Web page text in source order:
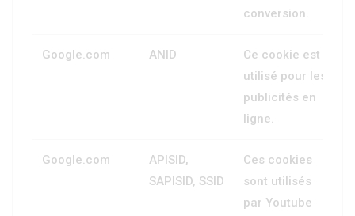
conversion.
Google.com ANID
Ce cookie est
utilisé pour les
publicités en
ligne.
Google.com
APISID,
SAPISID, SSID
Ces cookies
sont utilisés
par Youtube